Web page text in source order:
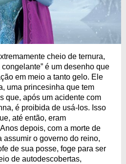
cheio de ternura,
é um desenho que
em meio a tanto gelo. Ele
uma princesinha que tem
que, após um acidente com
é proibida de usá-los. Isso
até então, eram
depois, com a morte de
assumir o governo do reino,
de sua posse, foge para ser
de autodescobertas,